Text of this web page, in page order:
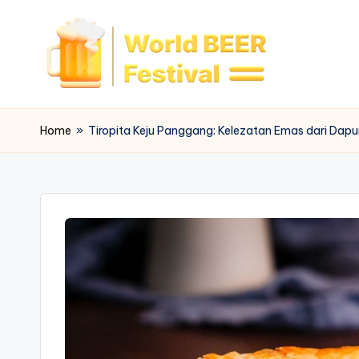
W
o
d
Home » Tiropita Keju Panggang: Kelezatan Emas dari